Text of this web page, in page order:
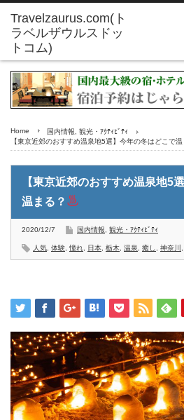
Home 国内情報
観光・ｱｸﾃｨﾋﾞﾃｨ
【東京近郊のおすすめ温泉地5選】今年の冬はどこで温
【東京近郊のおすすめ温泉地5
温まる？
2020/12/7 国内情報 観光・ｱｸﾃｨﾋﾞﾃｨ
人気 体験 憧れ 日本 栃木 温泉 癒し 神奈川